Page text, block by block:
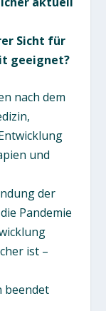
Sicht für
geeignet?
nach dem
und
der
Pandemie
ist –
beendet